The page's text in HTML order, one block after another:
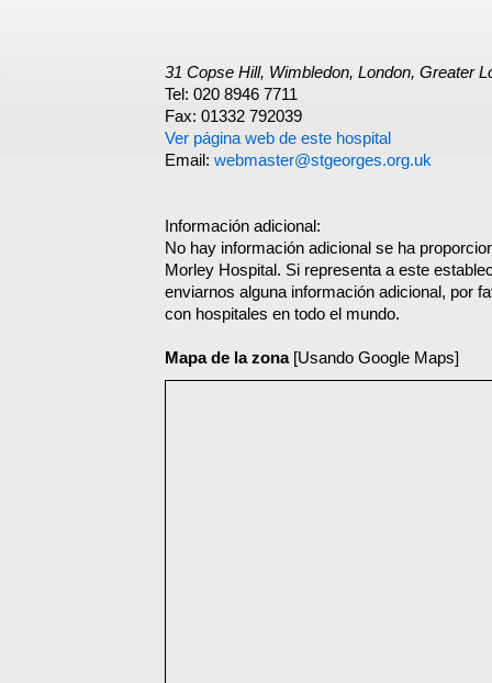
31 Copse Hill, Wimbledon, London, Greater
Tel: 020 8946 7711
Fax: 01332 792039
Ver página web de este hospital
Email: webmaster@stgeorges.org.uk
Información adicional:
No hay información adicional se ha
Morley Hospital. Si representa a este
enviarnos alguna información adicional, por
con hospitales en todo el mundo.
Mapa de la zona[Usando Google Maps]